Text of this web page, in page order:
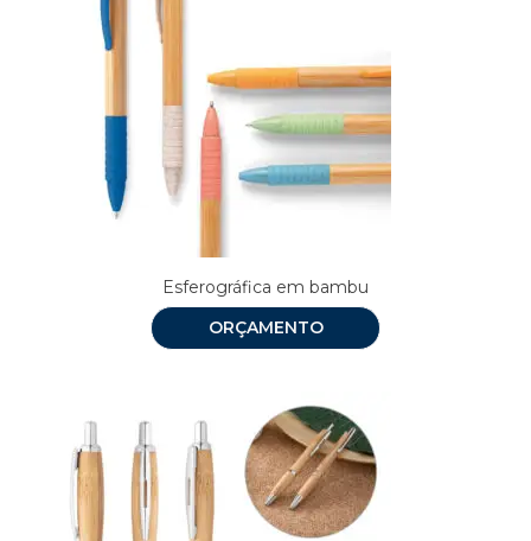
Esferográfica em bambu
ORÇAMENTO